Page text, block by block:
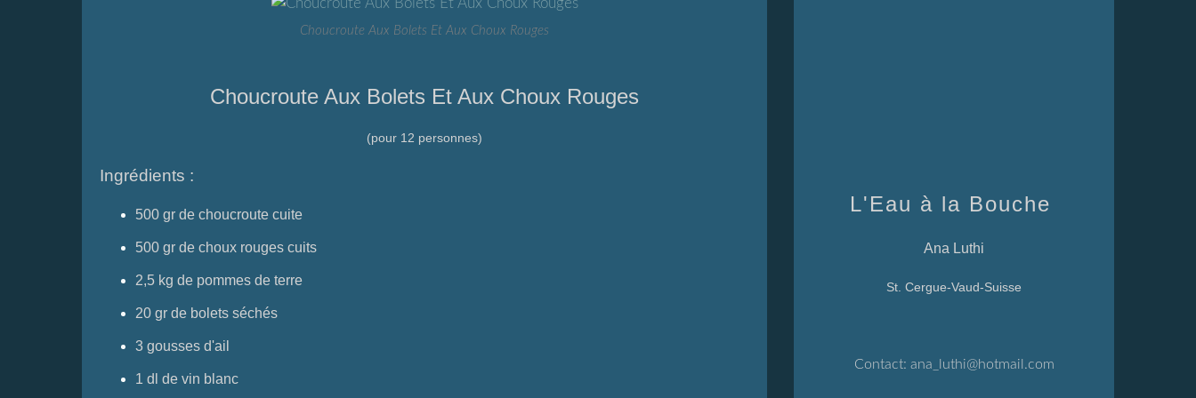
Choucroute Aux Bolets Et Aux Choux Rouges
Choucroute Aux Bolets Et Aux Choux Rouges
(pour 12 personnes)
Ingrédients :
500 gr de choucroute cuite
500 gr de choux rouges cuits
2,5 kg de pommes de terre
20 gr de bolets séchés
3 gousses d'ail
1 dl de vin blanc
L'Eau à la Bouche
Ana Luthi
St. Cergue-Vaud-Suisse
Contact: ana_luthi@hotmail.com